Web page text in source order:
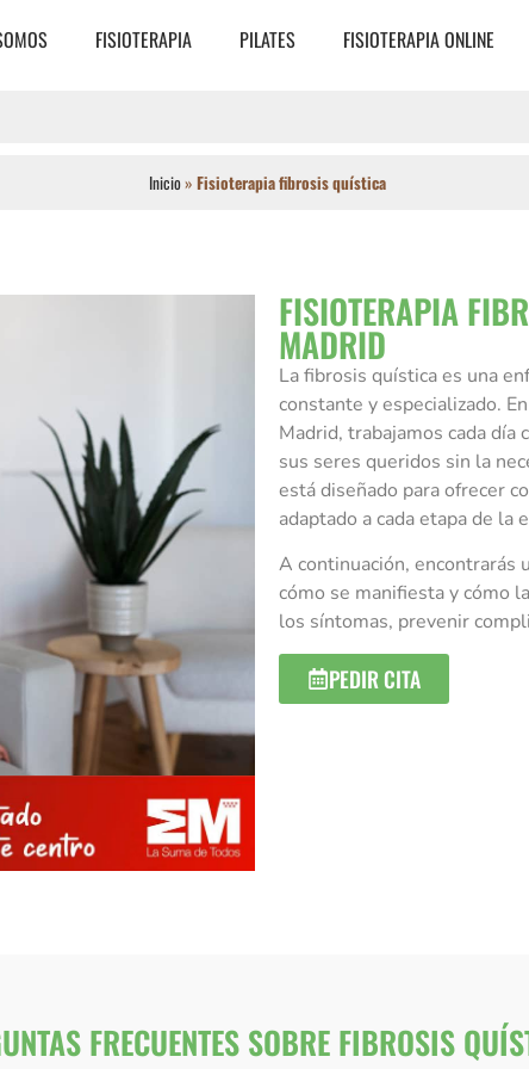
FISIOTERAPIA PILATES FISIOTERAPIA ONLINE
Inicio» Fisioterapia fibrosis quística
FISIOTERAPIA
MADRID
La fibrosis quística es una
constante y especializado.
Madrid, trabajamos cada día
sus seres queridos sin la
está diseñado para ofrecer
adaptado a cada etapa de la
A continuación, encontrarás
cómo se manifiesta y cómo
los síntomas, prevenir
PEDIR CITA
FRECUENTES SOBRE FIBROSIS